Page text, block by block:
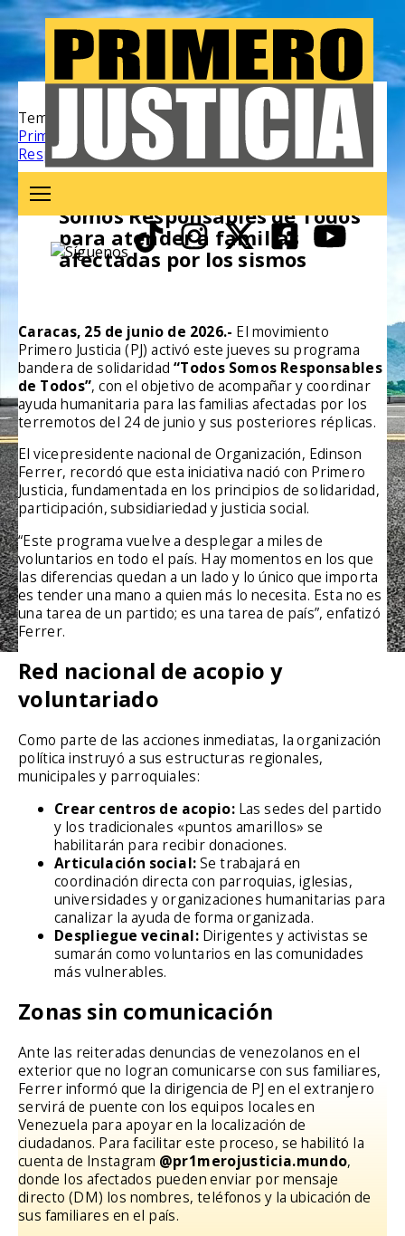
Temas relacionados:
Primero Justicia
Terremoto
Todos Somos
Responsables de Todos
Venezuela
Somos Responsables de Todos”
para atender a familias
afectadas por los sismos
Caracas, 25 de junio de 2026.- El movimiento
Primero Justicia (PJ) activó este jueves su programa
bandera de solidaridad “Todos Somos Responsables
de Todos”, con el objetivo de acompañar y coordinar
ayuda humanitaria para las familias afectadas por los
terremotos del 24 de junio y sus posteriores réplicas.
El vicepresidente nacional de Organización, Edinson
Ferrer, recordó que esta iniciativa nació con Primero
Justicia, fundamentada en los principios de solidaridad,
participación, subsidiariedad y justicia social.
“Este programa vuelve a desplegar a miles de
voluntarios en todo el país. Hay momentos en los que
las diferencias quedan a un lado y lo único que importa
es tender una mano a quien más lo necesita. Esta no es
una tarea de un partido; es una tarea de país”, enfatizó
Ferrer.
Red nacional de acopio y
voluntariado
Como parte de las acciones inmediatas, la organización
política instruyó a sus estructuras regionales,
municipales y parroquiales:
Crear centros de acopio: Las sedes del partido
y los tradicionales «puntos amarillos» se
habilitarán para recibir donaciones.
Articulación social:Se trabajará en
coordinación directa con parroquias, iglesias,
universidades y organizaciones humanitarias para
canalizar la ayuda de forma organizada.
Despliegue vecinal:Dirigentes y activistas se
sumarán como voluntarios en las comunidades
más vulnerables.
Zonas sin comunicación
Ante las reiteradas denuncias de venezolanos en el
exterior que no logran comunicarse con sus familiares,
Ferrer informó que la dirigencia de PJ en el extranjero
servirá de puente con los equipos locales en
Venezuela para apoyar en la localización de
ciudadanos. Para facilitar este proceso, se habilitó la
cuenta de Instagram @pr1merojusticia.mundo,
donde los afectados pueden enviar por mensaje
directo (DM) los nombres, teléfonos y la ubicación de
sus familiares en el país.